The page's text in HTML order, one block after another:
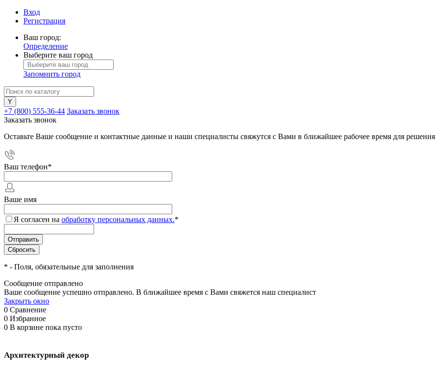
Вход
Регистрация
Ваш город:
Определение
Выберите ваш город
Запомнить город
+7 (800) 555-36-44 Заказать звонок
Заказать звонок
Оставьте Ваше сообщение и контактные данные и наши специалисты свяжутся с Вами в ближайшее рабочее время для
Ваш телефон*
Ваше имя
Я согласен на обработку персональных данных.*
* - Поля, обязательные для заполнения
Сообщение отправлено
Ваше сообщение успешно отправлено. В ближайшее время с Вами свяжется наш специалист
Закрыть окно
0 Сравнение
0 Избранное
0 В корзине пока пусто
Архитектурный декор